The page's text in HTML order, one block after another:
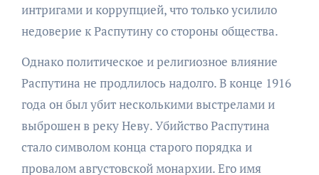
интригами и коррупцией, что только усилило
недоверие к Распутину со стороны общества.
Однако политическое и религиозное влияние
Распутина не продлилось надолго. В конце 1916
года он был убит несколькими выстрелами и
выброшен в реку Неву. Убийство Распутина
стало символом конца старого порядка и
провалом августовской монархии. Его имя